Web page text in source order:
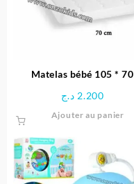
Matelas bébé 105 * 70
2.200 د.ج
Ajouter au panier